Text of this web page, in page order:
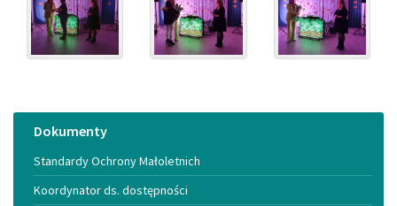
Menu
Dokumenty
Standardy Ochrony Małoletnich
Koordynator ds. dostępności